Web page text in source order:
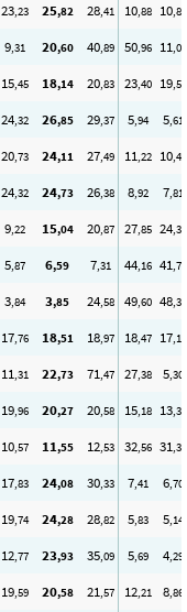
23,23 25,82 28,41 10,88 10,82
9,31 20,60 40,89 50,96 11,03
15,45 18,14 20,83 23,40 19,59
24,32 26,85 29,37 5,94 5,61
20,73 24,11 27,49 11,22 10,47
24,32 24,73 26,38 8,92 7,81
9,22 15,04 20,87 27,85 24,38
5,87 6,59 7,31 44,16 41,70
3,84 3,85 24,58 49,60 48,31
17,76 18,51 18,97 18,47 17,12
11,31 22,73 71,47 27,38 5,30
19,96 20,27 20,58 15,18 13,35
10,57 11,55 12,53 32,56 31,37
17,83 24,08 30,33 7,41 6,70
19,74 24,28 28,82 5,83 5,14
12,77 23,93 35,09 5,69 4,29
19,59 20,58 21,57 12,21 8,86